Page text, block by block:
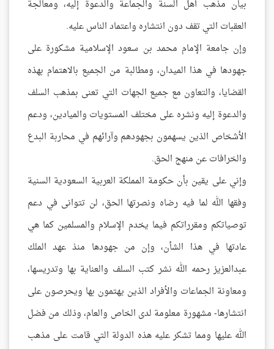
بيان مذهب أهل السنة والجماعة والدعوة إليه، ومعالجة
العقبات التي تقف دون انتشاره واعتماد الناس عليه.
وإن جامعة الإمام محمد بن سعود الإسلامية مشكورة على
جهودها في هذا الميدان، ومطالبة من الجميع بالاهتمام بهذه
القضايا، والتعاون مع جميع الجهات التي تعنى بمذهب السلف
والدعوة إليه ونشره على مختلف المستويات والميادين، ودعم
الأشخاص الذين يسهمون بجهودهم وآرائهم في محاربة البدع
والخرافات عن منهج الحق.
وإني على يقين بأن حكومة المملكة العربية السعودية السنية
وفقها الله لما فيه رضاه ونصرتها الحق، لن تتوانى في دعم
توصياتكم ومقرراتكم فيما يخدم الإسلام والمسلمين كما هي
عادتها في هذا الشأن، وإن من جهودها منذ عهد الملك
عبدالعزيز رحمه الله نشر كتب السلف والعناية بها وتدريسها،
ومعاونة الجماعات والأفراد الذين يهتمون بها ويحرصون على
انتشارها- مشهورة معلومة لدى الخاص والعام، وذلك من فضل
الله عليها ومما تشكر عليه هذه الدولة التي قامت على مذهب